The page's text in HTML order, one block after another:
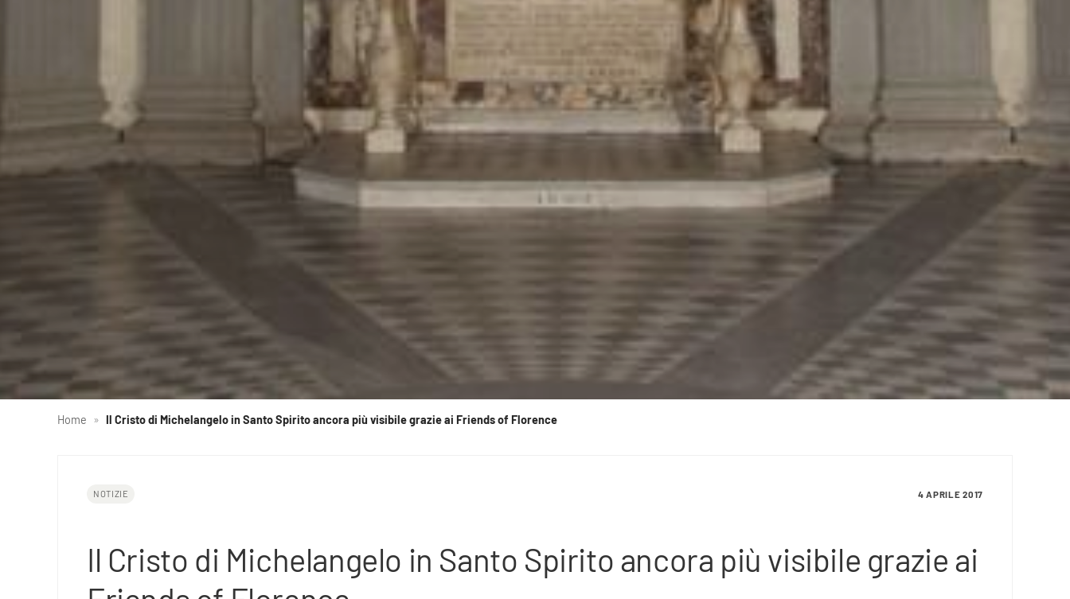
Home » Il Cristo di Michelangelo in Santo Spirito ancora più visibile grazie ai Friends of Florence
NOTIZIE 4 APRILE 2017
Il Cristo di Michelangelo in Santo Spirito ancora più visibile grazie ai